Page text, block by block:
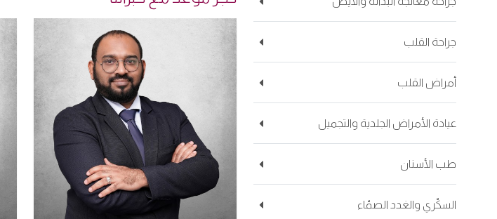
جراحة القلب
أمراض القلب
عيادة الأمراض الجلدية والتجميل
طب الأسنان
السكّري والغدد الصمّاء